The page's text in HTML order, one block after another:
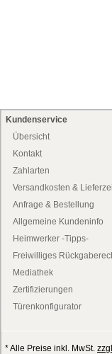
Kundenservice
Übersicht
Kontakt
Zahlarten
Versandkosten &
Anfrage & Bestellung
Allgemeine Kundeninfo
Heimwerker -Tipps-
Freiwilliges
Mediathek
Zertifizierungen
Türenkonfigurator
* Alle Preise inkl. MwSt.